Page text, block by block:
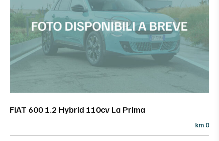
FIAT 600 1.2 Hybrid 110cv La Prima
km 0